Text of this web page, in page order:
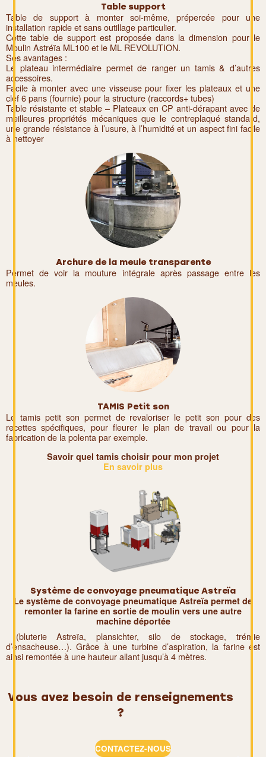
Table support
Table de support à monter soi-même, prépercée pour une
installation rapide et sans outillage particulier.
Cette table de support est proposée dans la dimension pour le
Moulin Astréïa ML100 et le ML REVOLUTION.
Ses avantages :
Le plateau intermédiaire permet de ranger un tamis & d’autres
accessoires.
Facile à monter avec une visseuse pour fixer les plateaux et une
clef 6 pans (fournie) pour la structure (raccords+ tubes)
Table résistante et stable – Plateaux en CP anti-dérapant avec de
meilleures propriétés mécaniques que le contreplaqué standard,
une grande résistance à l’usure, à l’humidité et un aspect fini facile
à nettoyer
Archure de la meule transparente
Permet de voir la mouture intégrale après passage entre les
meules.
TAMIS Petit son
Le tamis petit son permet de revaloriser le petit son pour des
recettes spécifiques, pour fleurer le plan de travail ou pour la
fabrication de la polenta par exemple.
Savoir quel tamis choisir pour mon projet
En savoir plus
Système de convoyage pneumatique Astreïa
Le système de convoyage pneumatique Astreïa permet de
remonter la farine en sortie de moulin vers une autre
machine déportée
(bluterie Astreïa, plansichter, silo de stockage, trémie
d’ensacheuse…). Grâce à une turbine d’aspiration, la farine est
ainsi remontée à une hauteur allant jusqu’à 4 mètres.
Vous avez besoin de renseignements
?
CONTACTEZ-NOUS